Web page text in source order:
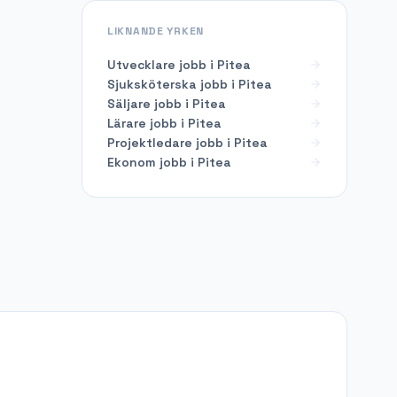
LIKNANDE YRKEN
Utvecklare jobb i Pitea
Sjuksköterska jobb i Pitea
Säljare jobb i Pitea
Lärare jobb i Pitea
Projektledare jobb i Pitea
Ekonom jobb i Pitea